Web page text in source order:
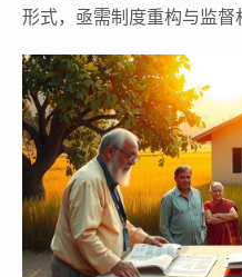
形式，亟需制度重构与监督